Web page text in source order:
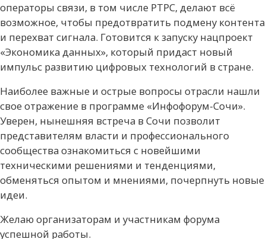
операторы связи, в том числе РТРС, делают всё
возможное, чтобы предотвратить подмену контента
и перехват сигнала. Готовится к запуску нацпроект
«Экономика данных», который придаст новый
импульс развитию цифровых технологий в стране.
Наиболее важные и острые вопросы отрасли нашли
свое отражение в программе «Инфофорум-Сочи».
Уверен, нынешняя встреча в Сочи позволит
представителям власти и профессионального
сообщества ознакомиться с новейшими
техническими решениями и тенденциями,
обменяться опытом и мнениями, почерпнуть новые
идеи.
Желаю организаторам и участникам форума
успешной работы.